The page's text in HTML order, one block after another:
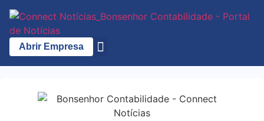
Abrir Empresa